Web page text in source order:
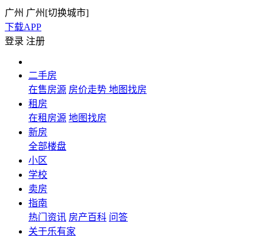
广州 广州[切换城市]
下载APP
登录 注册
二手房
在售房源 房价走势 地图找房
租房
在租房源 地图找房
新房
全部楼盘
小区
学校
卖房
指南
热门资讯 房产百科 问答
关于乐有家